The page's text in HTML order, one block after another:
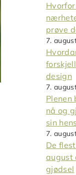
prøve
7.
design
7.
Plenen
nå og
sin
7.
De
august
gjødsel